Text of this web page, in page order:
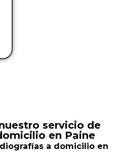
servicio de
en Paine
a domicilio en